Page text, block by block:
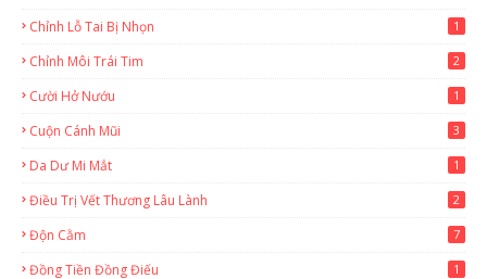
Chỉnh Lỗ Tai Bị Nhọn 1
Chỉnh Môi Trái Tim 2
Cười Hở Nướu 1
Cuộn Cánh Mũi 3
Da Dư Mi Mắt 1
Điều Trị Vết Thương Lâu Lành 2
Độn Cằm 7
Đồng Tiền Đồng Điếu 1